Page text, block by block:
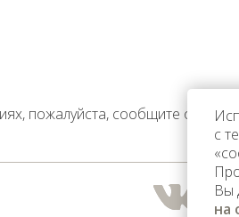
пожалуйста, сообщите об этом
с
Вы
на